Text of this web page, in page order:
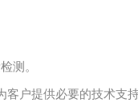
测。
户提供必要的技术支